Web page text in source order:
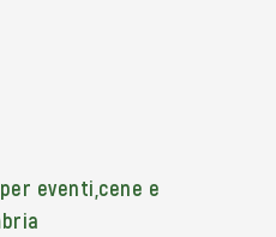
eventi,cene e